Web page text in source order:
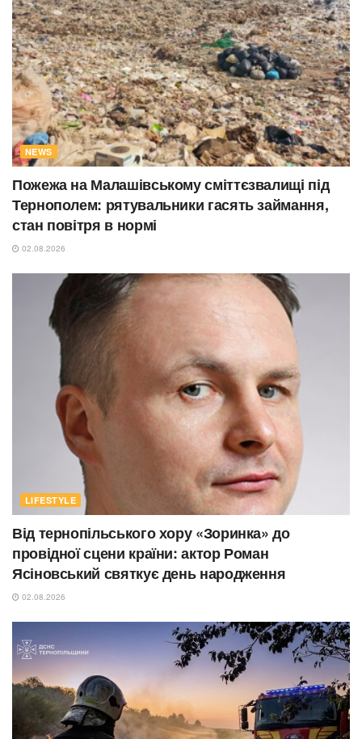
NEWS
Пожежа на Малашівському сміттєзвалищі під
Тернополем: рятувальники гасять займання,
стан повітря в нормі
02.08.2026
LIFESTYLE
Від тернопільського хору «Зоринка» до
провідної сцени країни: актор Роман
Ясіновський святкує день народження
02.08.2026